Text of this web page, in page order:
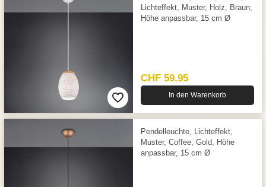
Lichteffekt, Muster, Holz, Braun,
Höhe anpassbar, 15 cm Ø
CHF 59.95
In den Warenkorb
Pendelleuchte, Lichteffekt,
Muster, Coffee, Gold, Höhe
anpassbar, 15 cm Ø